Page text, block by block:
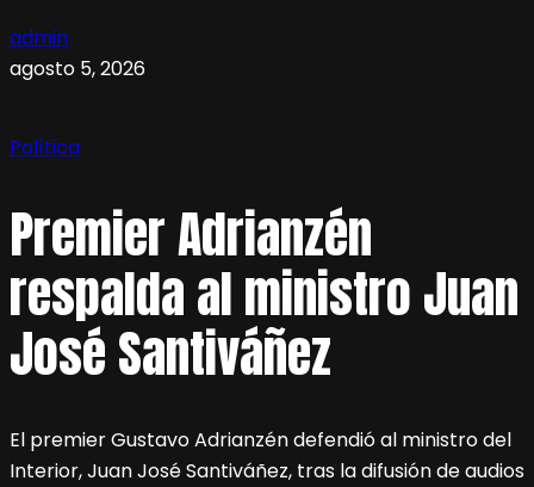
admin
agosto 5, 2026
Política
Premier Adrianzén
respalda al ministro Juan
José Santiváñez
El premier Gustavo Adrianzén defendió al ministro del
Interior, Juan José Santiváñez, tras la difusión de audios